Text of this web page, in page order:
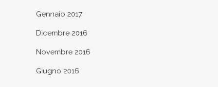
Gennaio 2017
Dicembre 2016
Novembre 2016
Giugno 2016